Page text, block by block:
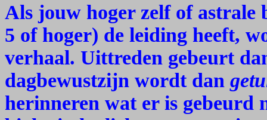
Als jouw hoger zelf of astrale
5 of hoger) de leiding heeft,
verhaal. Uittreden gebeurt
dagbewustzijn wordt dan
herinneren wat er is gebeurd